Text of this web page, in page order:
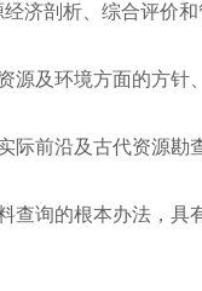
济剖析、综合评价和
源及环境方面的方针
际前沿及古代资源勘
查询的根本办法，具